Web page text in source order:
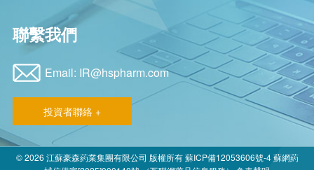
聯繫我們
Email: IR@hspharm.com
投資者聯絡 +
© 2026 江蘇豪森葯業集團有限公司 版權所有蘇ICP備12053606號-4蘇網葯